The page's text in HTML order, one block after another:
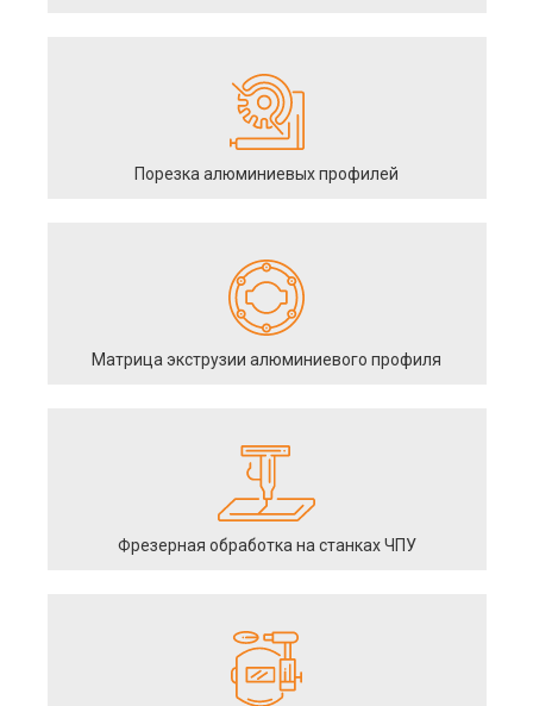
Порезка алюминиевых профилей
Матрица экструзии алюминиевого профиля
Фрезерная обработка на станках ЧПУ